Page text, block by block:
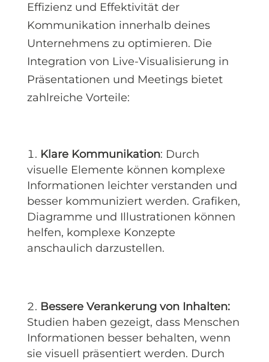
Effizienz und Effektivität der
Kommunikation innerhalb deines
Unternehmens zu optimieren. Die
Integration von Live-Visualisierung in
Präsentationen und Meetings bietet
zahlreiche Vorteile:
Klare Kommunikation: Durch
visuelle Elemente können komplexe
Informationen leichter verstanden und
besser kommuniziert werden. Grafiken,
Diagramme und Illustrationen können
helfen, komplexe Konzepte
anschaulich darzustellen.
Bessere Verankerung von Inhalten:
Studien haben gezeigt, dass Menschen
Informationen besser behalten, wenn
sie visuell präsentiert werden. Durch